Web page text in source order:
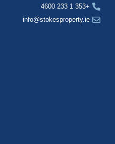
+353 1 233 4600
info@stokesproperty.ie